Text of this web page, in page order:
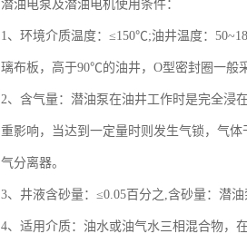
潜油电泵及潜油电机使用条件：
1、环境介质温度：≤150℃;油井温度：
璃布板，高于90℃的油井，O型密封圈一般
2、含气量：潜油泵在油井工作时是完全浸
重影响，当达到一定量时则发生气锁，气
气分离器。
3、井液含砂量：≤0.05百分之,含砂量：潜
4、适用介质：油水或油气水三相混合物，